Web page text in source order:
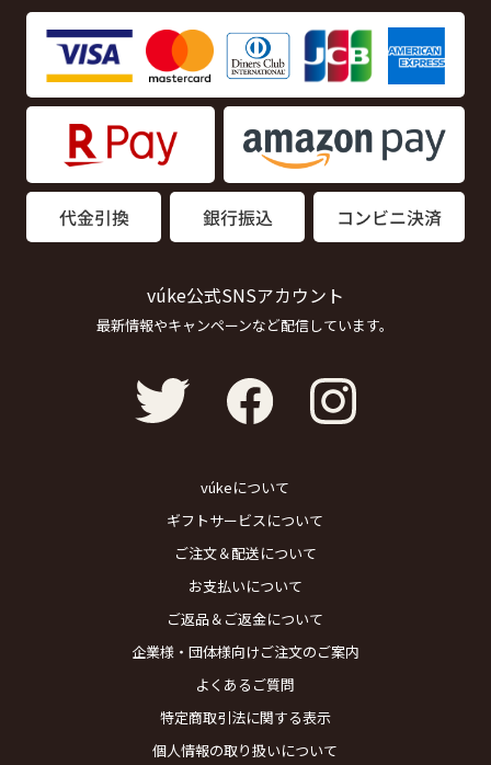
vúke公式SNSアカウント
最新情報やキャンペーンなど配信しています。
vúkeについて
ギフトサービスについて
ご注文＆配送について
お支払いについて
ご返品＆ご返金について
企業様・団体様向けご注文のご案内
よくあるご質問
特定商取引法に関する表示
個人情報の取り扱いについて